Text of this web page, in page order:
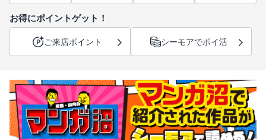
お得にポイントゲット！
ご来店ポイント シーモアでポイ活